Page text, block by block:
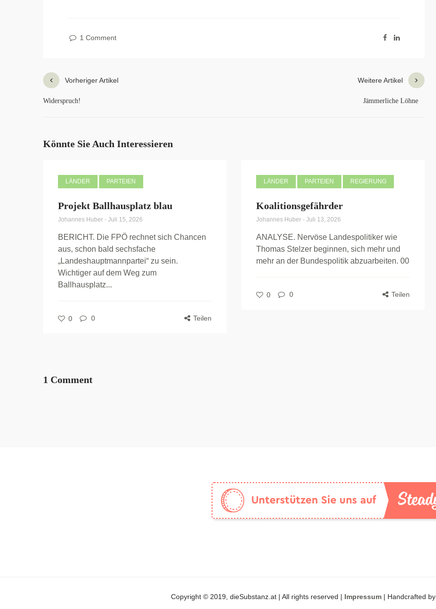
1 Comment
Vorheriger Artikel
Widerspruch!
Weitere Artikel
Jämmerliche Löhne
Könnte Sie Auch Interessieren
LÄNDER PARTEIEN
Projekt Ballhausplatz blau
Johannes Huber - Juli 15, 2026
BERICHT. Die FPÖ rechnet sich Chancen
aus, schon bald sechsfache
„Landeshauptmannpartei“ zu sein.
Wichtiger auf dem Weg zum
Ballhausplatz...
0 0 Teilen
LÄNDER PARTEIEN REGIERUNG
Koalitionsgefährder
Johannes Huber - Juli 13, 2026
ANALYSE. Nervöse Landespolitiker wie
Thomas Stelzer beginnen, sich mehr und
mehr an der Bundespolitik abzuarbeiten. 00
0 0 Teilen
1 Comment
Copyright © 2019, dieSubstanz.at | All rights reserved | Impressum| Handcrafted by